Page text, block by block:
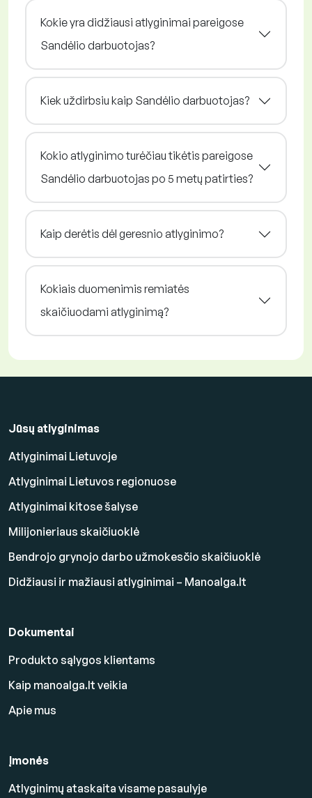
Kokie yra didžiausi atlyginimai pareigose
Sandėlio darbuotojas?
Kiek uždirbsiu kaip Sandėlio darbuotojas?
Kokio atlyginimo turėčiau tikėtis pareigose
Sandėlio darbuotojas po 5 metų patirties?
Kaip derėtis dėl geresnio atlyginimo?
Kokiais duomenimis remiatės
skaičiuodami atlyginimą?
Jūsų atlyginimas
Atlyginimai Lietuvoje
Atlyginimai Lietuvos regionuose
Atlyginimai kitose šalyse
Milijonieriaus skaičiuoklė
Bendrojo grynojo darbo užmokesčio skaičiuoklė
Didžiausi ir mažiausi atlyginimai – Manoalga.lt
Dokumentai
Produkto sąlygos klientams
Kaip manoalga.lt veikia
Apie mus
Įmonės
Atlyginimų ataskaita visame pasaulyje